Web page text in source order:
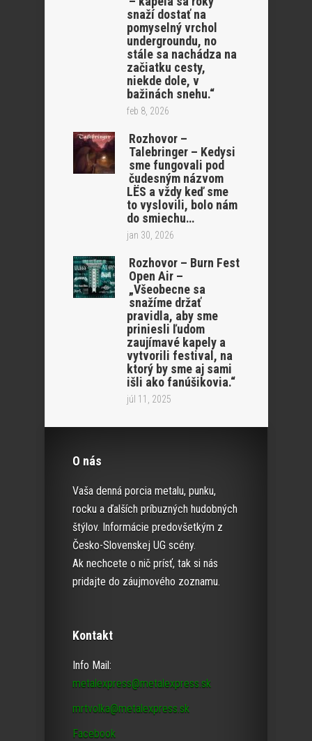
snaží dostať na
pomyselný vrchol
undergroundu, no
stále sa nachádza na
začiatku cesty,
niekde dole, v
bažinách snehu.“
feb 8, 2026
Rozhovor –
Talebringer – Kedysi
sme fungovali pod
čudesným názvom
LËS a vždy keď sme
to vyslovili, bolo nám
do smiechu…
jan 30, 2026
Rozhovor – Burn Fest
Open Air –
„Všeobecne sa
snažíme držať
pravidla, aby sme
priniesli ľudom
zaujímavé kapely a
vytvorili festival, na
ktorý by sme aj sami
išli ako fanúšikovia.“
júl 11, 2025
O nás
Vaša denná porcia metalu, punku,
rocku a ďalších príbuzných hudobných
štýlov. Informácie predovšetkým z
Česko-Slovenskej UG scény.
Ak nechcete o nič prísť, tak si nás
pridajte do záujmového zoznamu.
Kontakt
Info Mail:
metalexpress@metalexpress.sk
mrtvolka@metalexpress.sk
Facebook